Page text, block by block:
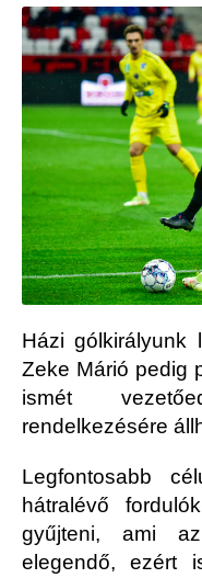
Házi gólkirályunk
Zeke Márió pedig
ismét
rendelkezésére
Legfontosabb
hátralévő
gyűjteni, ami
elegendő, ezért